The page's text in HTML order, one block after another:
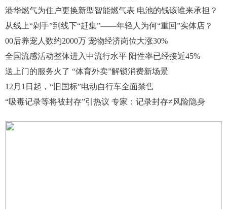
港华燃气为住户更换新型智能燃气表 电池的钱该谁来承担？
从线上“剁手”到线下“赶集”——年轻人为何“重回”实体店？
00后养宠人数约2000万 宠物经济岗位大涨30%
全国流感活动整体进入中流行水平 阳性率已经接近45%
送上门的服务火了 “体育外卖”解锁消费新场景
12月1日起，“旧国标”电动自行车全面禁售
“吸毒记录等将被封存”引热议 专家：记录封存≠风险隐身